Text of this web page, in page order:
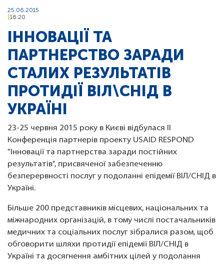
25.06.2015
16:20
ІННОВАЦІЇ ТА
ПАРТНЕРСТВО ЗАРАДИ
СТАЛИХ РЕЗУЛЬТАТІВ
ПРОТИДІЇ ВІЛ\СНІД В
УКРАЇНІ
23-25 ​​червня 2015 року в Києві відбулася II
Конференція партнерів проекту USAID RESPOND
"Інновації та партнерства заради постійних
результатів", присвяченої забезпеченню
безперервності послуг у подоланні епідемії ВІЛ/СНІД в
Україні.
Більше 200 представників місцевих, національних та
міжнародних організацій, в тому числі постачальників
медичних та соціальних послуг зібралися разом, щоб
обговорити шляхи протидії епідемії ВІЛ/СНІД в
Україні та досягнення амбітних цілей у подолання